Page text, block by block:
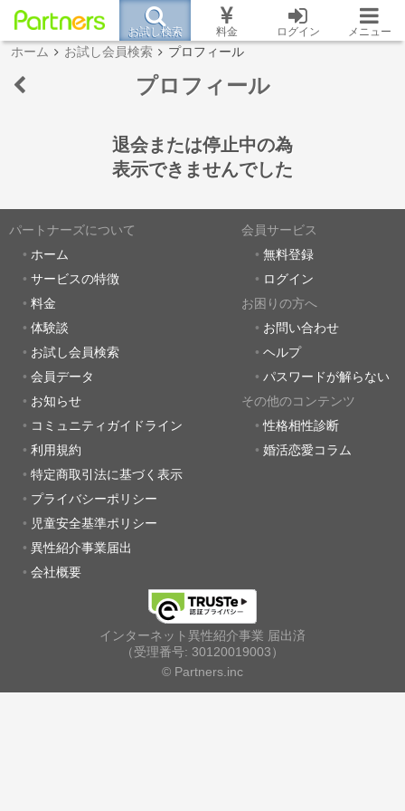
お試し検索 料金 ログイン メニュー
ホーム お試し会員検索 プロフィール
プロフィール
退会または停止中の為
表示できませんでした
パートナーズについて
ホーム
サービスの特徴
料金
体験談
お試し会員検索
会員データ
お知らせ
コミュニティガイドライン
利用規約
特定商取引法に基づく表示
プライバシーポリシー
児童安全基準ポリシー
異性紹介事業届出
会社概要
会員サービス
無料登録
ログイン
お困りの方へ
お問い合わせ
ヘルプ
パスワードが解らない
その他のコンテンツ
性格相性診断
婚活恋愛コラム
インターネット異性紹介事業 届出済
（受理番号: 30120019003）
© Partners.inc